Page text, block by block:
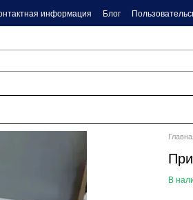
информация Блог
В